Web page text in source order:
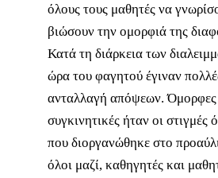
όλους τους μαθητές να
βιώσουν την ομορφιά της
Κατά τη διάρκεια των
ώρα του φαγητού έγιναν
ανταλλαγή απόψεων. Όμορφες
συγκινητικές ήταν οι στιγμές
που διοργανώθηκε στο
όλοι μαζί, καθηγητές και